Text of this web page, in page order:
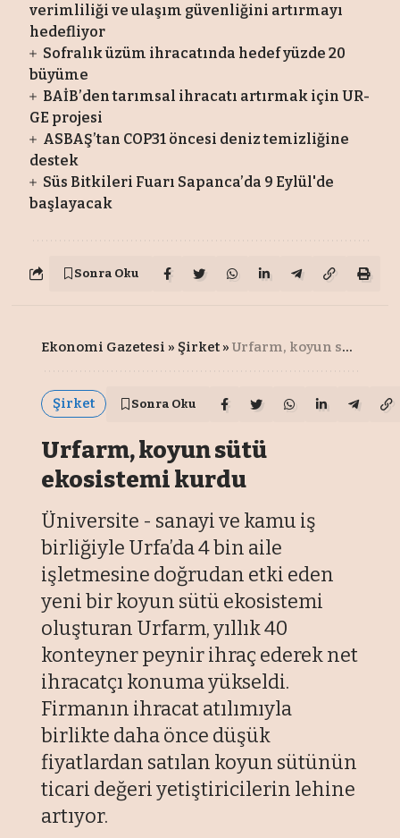
verimliliği ve ulaşım güvenliğini artırmayı
hedefliyor
Sofralık üzüm ihracatında hedef yüzde 20
büyüme
BAİB’den tarımsal ihracatı artırmak için UR-
GE projesi
ASBAŞ’tan COP31 öncesi deniz temizliğine
destek
Süs Bitkileri Fuarı Sapanca’da 9 Eylül'de
başlayacak
Sonra Oku
Ekonomi Gazetesi » Şirket »Urfarm, koyun sütü ekosistemi kurdu
Şirket Sonra Oku
Urfarm, koyun sütü
ekosistemi kurdu
Üniversite - sanayi ve kamu iş
birliğiyle Urfa’da 4 bin aile
işletmesine doğrudan etki eden
yeni bir koyun sütü ekosistemi
oluşturan Urfarm, yıllık 40
konteyner peynir ihraç ederek net
ihracatçı konuma yükseldi.
Firmanın ihracat atılımıyla
birlikte daha önce düşük
fiyatlardan satılan koyun sütünün
ticari değeri yetiştiricilerin lehine
artıyor.